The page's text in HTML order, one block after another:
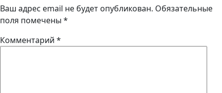
Ваш адрес email не будет опубликован. Обязательные
поля помечены *
Комментарий *